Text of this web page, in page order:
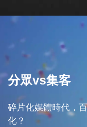
分眾vs集客
碎片化媒體時代，
化？